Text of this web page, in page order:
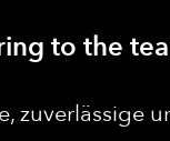
to the
zuverlässige